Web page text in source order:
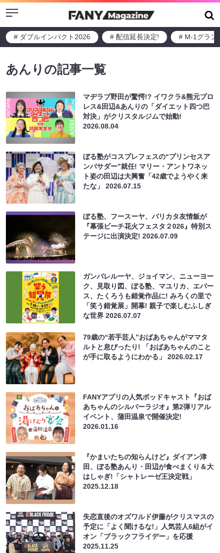
Menu
# ダブルインパクト2026 # 配信延長決定! # M-1グラン
あんりの記事一覧
マヂラブ野田が驚愕!? イワクラ&熊元プロ
レス&田辺&あんりの「ダイエット四つ巴
対決」がクリスタルジムで始動!
2026.08.04
ぼる塾がコスプレフェスの“プリンセスア
ンバサダー”就任! マリー・アントワネッ
ト姿の田辺は大興奮「42歳でようやく来
たな」2026.07.15
ぼる塾、フースーヤ、バリカタ友情飯が
『幕張ビーチ花火フェスタ２026』特別ス
テージに出演決定!2026.07.09
ガンバレルーヤ、ジョイマン、ニューヨー
ク、見取り図、ぼる塾、マユリカ、エバー
ス、たくろうも錯覚作品に! みろくの里で
「笑う錯覚展」開幕! 親子で楽しむふしぎ
な世界2026.07.07
79歳の“若手芸人”おばあちゃんがママタ
ルトと息ぴったり! 「おばあちゃんのこと
が手に取るようにわかる」2026.02.17
FANYアプリの人気ポッドキャスト『おば
あちゃんのシルバーラジオ』第2弾リアル
イベント、蒲田温泉で開催決定!
2026.01.16
『かまいたちの知らんけど』ダイアン津
田、ぼる塾あんり・田辺が食べまくり＆大
はしゃぎ!「シャトレーゼ王決定戦」
2025.12.18
失恋直後のオズワルド伊藤がクリスマスの
予定に「よく聞けるな!」人気芸人6組がイ
オン「ブラックフライデー」を応援
2025.11.25